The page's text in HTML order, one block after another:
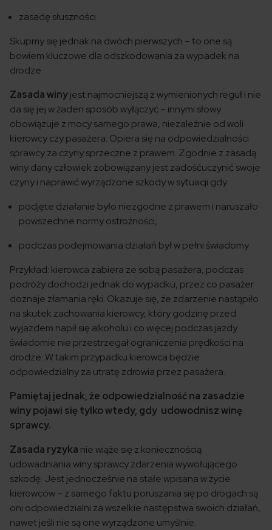
zasadę słuszności
Skupmy się jednak na dwóch pierwszych – to one są
bowiem kluczowe dla odszkodowania za wypadek na
drodze.
Zasada winyjest najmocniejszą z wymienionych reguł i nie
da się jej w żaden sposób wyłączyć – innymi słowy
obowiązuje z mocy samego prawa, niezależnie od woli
kierowcy czy pasażera. Opiera się na odpowiedzialności
sprawcy za czyny sprzeczne z prawem. Zgodnie z zasadą
winy dany człowiek zobowiązany jest zadośćuczynić swoje
czyny i naprawić wyrządzone szkody w sytuacji gdy:
podjęte działanie było niezgodne z prawem i naruszało
powszechne normy ostrożności,
podczas podejmowania działań był w pełni świadomy
Przykład: kierowca zabiera ze sobą pasażera, podczas
podróży dochodzi jednak do wypadku, przez co pasażer
doznaje złamania ręki. Okazuje się, że zdarzenie nastąpiło
na skutek zachowania kierowcy, który godzinę przed
wyjazdem napił się alkoholu i co więcej podczas jazdy
świadomie nie przestrzegał ograniczenia prędkości na
drodze. W takim przypadku kierowca będzie
odpowiedzialny za utratę zdrowia przez pasażera.
Pamiętaj jednak, że odpowiedzialność na zasadzie
winy pojawi się tylko wtedy, gdy udowodnisz winę
sprawcy.
Zasada ryzyka nie wiąże się z koniecznością
udowadniania winy sprawcy zdarzenia wywołującego
szkodę. Jest jednocześnie na stałe wpisana w życie
kierowców – z samego faktu poruszania się po drogach są
oni odpowiedzialni za wszelkie następstwa swoich działań,
nawet jeśli nie są one wyrządzone umyślnie.